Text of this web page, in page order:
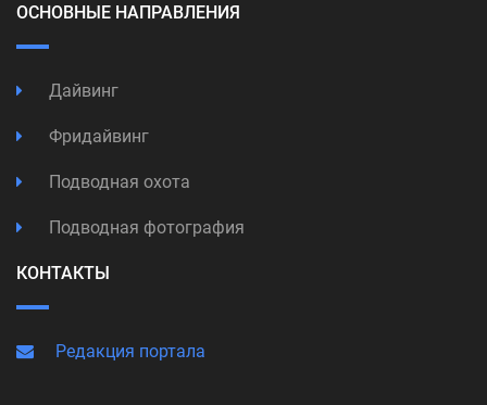
ОСНОВНЫЕ НАПРАВЛЕНИЯ
Дайвинг
Фридайвинг
Подводная охота
Подводная фотография
КОНТАКТЫ
Редакция портала